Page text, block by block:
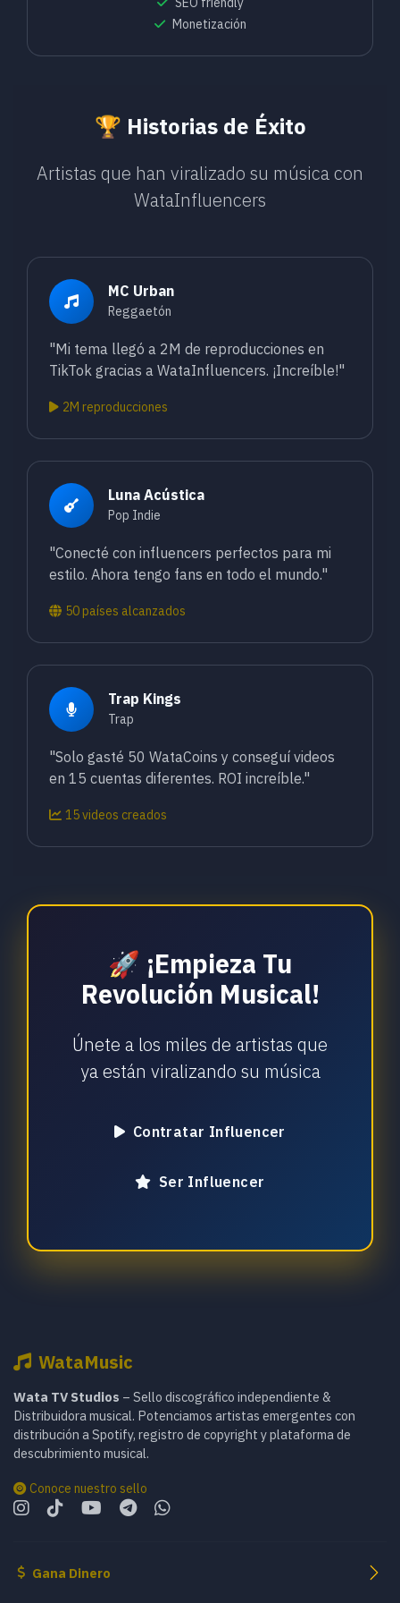
Monetización
🏆 Historias de Éxito
Artistas que han viralizado su música con
WataInfluencers
MC Urban
Reggaetón
"Mi tema llegó a 2M de reproducciones en
TikTok gracias a WataInfluencers. ¡Increíble!"
2M reproducciones
Luna Acústica
Pop Indie
"Conecté con influencers perfectos para mi
estilo. Ahora tengo fans en todo el mundo."
50 países alcanzados
Trap Kings
Trap
"Solo gasté 50 WataCoins y conseguí videos
en 15 cuentas diferentes. ROI increíble."
15 videos creados
🚀 ¡Empieza Tu
Revolución Musical!
Únete a los miles de artistas que
ya están viralizando su música
Contratar Influencer
Ser Influencer
WataMusic
Wata TV Studios – Sello discográfico independiente &
Distribuidora musical. Potenciamos artistas emergentes con
distribución a Spotify, registro de copyright y plataforma de
descubrimiento musical.
Conoce nuestro sello
Gana Dinero